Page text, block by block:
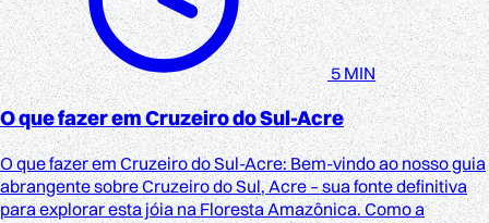
5 MIN
O que fazer em Cruzeiro do Sul-Acre
O que fazer em Cruzeiro do Sul-Acre: Bem-vindo ao nosso guia
abrangente sobre Cruzeiro do Sul, Acre – sua fonte definitiva
para explorar esta jóia na Floresta Amazônica. Como a